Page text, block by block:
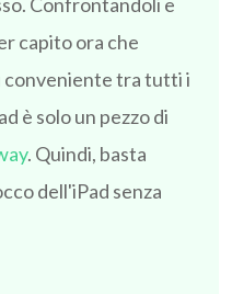
capito ora che
conveniente tra tutti i
è solo un pezzo di
. Quindi, basta
dell'iPad senza